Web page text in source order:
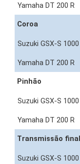
Coroa
Pinhão
Transmissão final